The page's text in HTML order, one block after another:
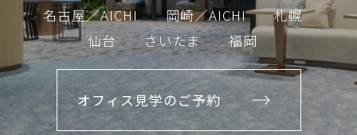
名古屋／AICHI
岡崎／AICHI
札幌
仙台
さいたま 福岡
オフィス見学のご予約